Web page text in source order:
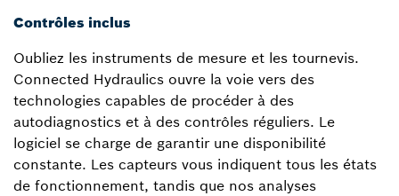
Contrôles inclus
Oubliez les instruments de mesure et les tournevis.
Connected Hydraulics ouvre la voie vers des
technologies capables de procéder à des
autodiagnostics et à des contrôles réguliers. Le
logiciel se charge de garantir une disponibilité
constante. Les capteurs vous indiquent tous les états
de fonctionnement, tandis que nos analyses